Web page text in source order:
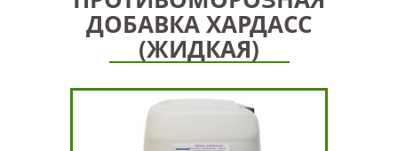
ДОБАВКА ХАРДАСС
(ЖИДКАЯ)